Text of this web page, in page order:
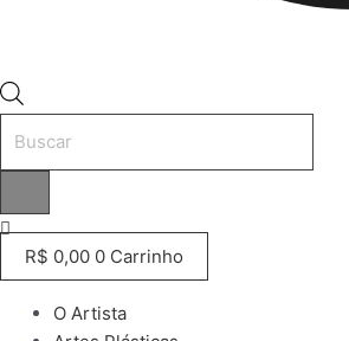
produtos
R$ 0,00 0 Carrinho
O Artista